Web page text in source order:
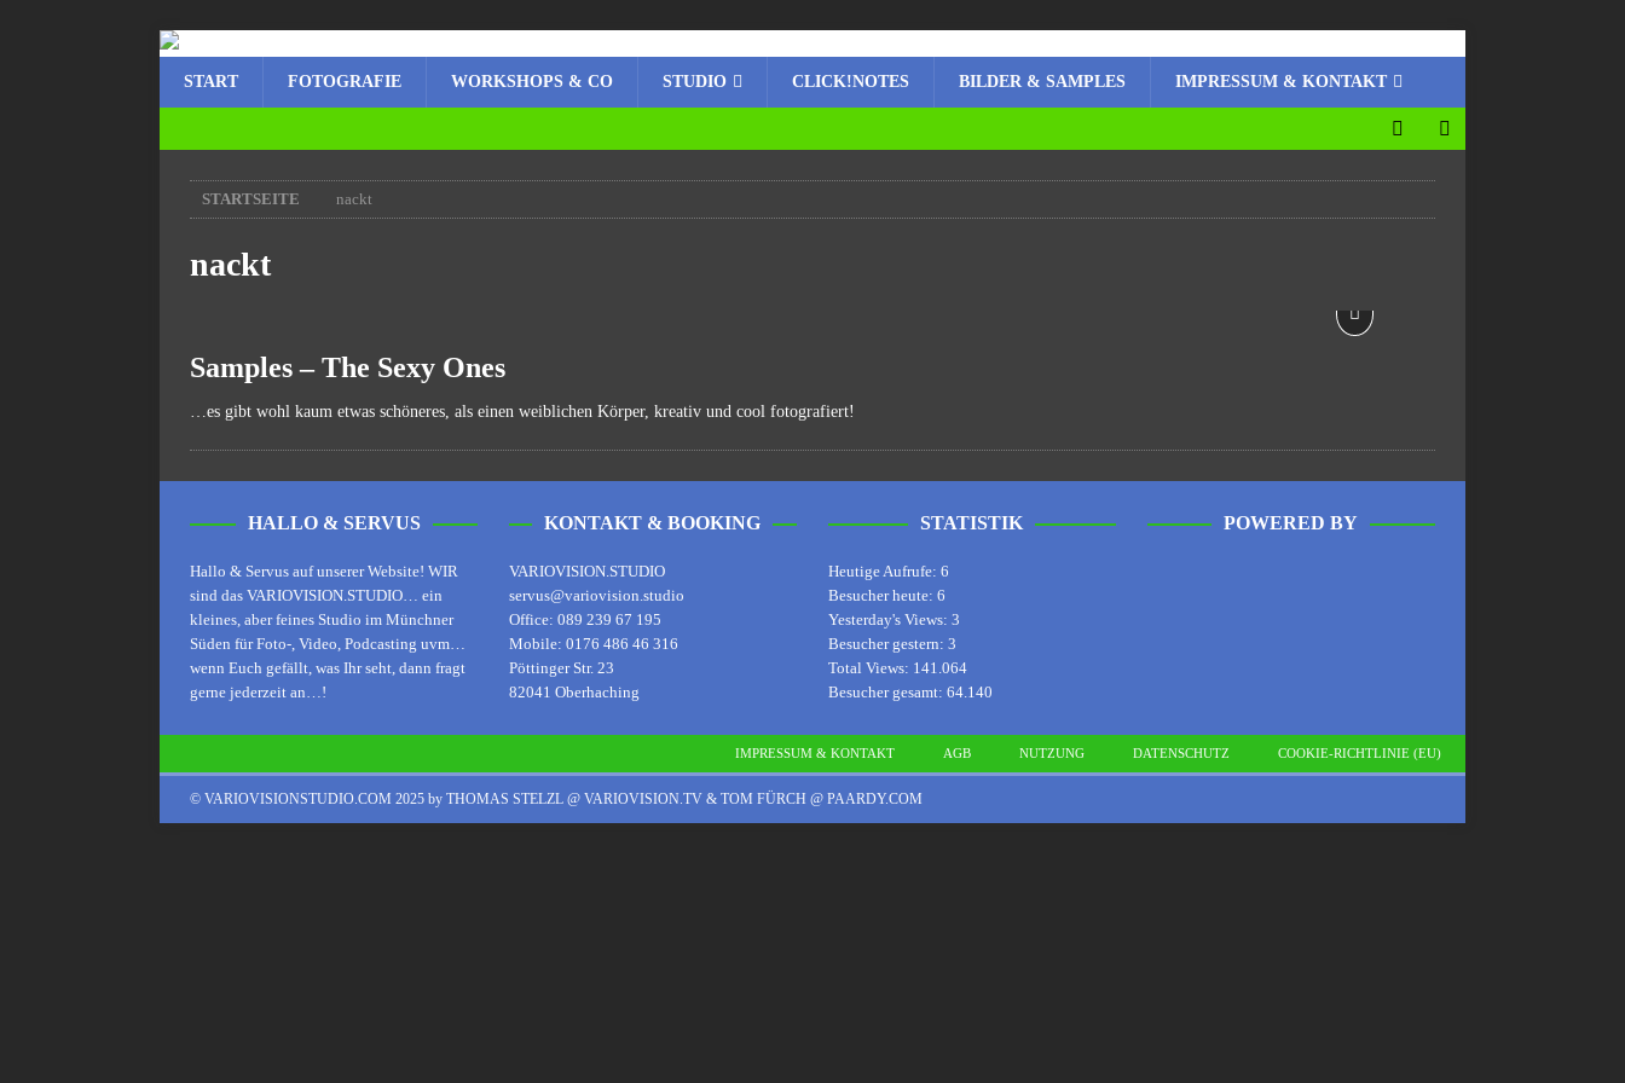
START FOTOGRAFIE WORKSHOPS & CO STUDIO CLICK!NOTES BILDER & SAMPLES IMPRESSUM & KONTAKT
STARTSEITE nackt
nackt
Samples – The Sexy Ones
…es gibt wohl kaum etwas schöneres, als einen weiblichen Körper, kreativ und cool fotografiert!
HALLO & SERVUS
Hallo & Servus auf unserer Website! WIR
sind das VARIOVISION.STUDIO… ein
kleines, aber feines Studio im Münchner
Süden für Foto-, Video, Podcasting uvm…
wenn Euch gefällt, was Ihr seht, dann fragt
gerne jederzeit an…!
KONTAKT & BOOKING
VARIOVISION.STUDIO
servus@variovision.studio
Office: 089 239 67 195
Mobile: 0176 486 46 316
Pöttinger Str. 23
82041 Oberhaching
STATISTIK
Heutige Aufrufe: 6
Besucher heute: 6
Yesterday's Views: 3
Besucher gestern: 3
Total Views: 141.064
Besucher gesamt: 64.140
POWERED BY
IMPRESSUM & KONTAKT AGB NUTZUNG DATENSCHUTZ COOKIE-RICHTLINIE (EU)
© VARIOVISIONSTUDIO.COM 2025 by THOMAS STELZL @ VARIOVISION.TV & TOM FÜRCH @ PAARDY.COM